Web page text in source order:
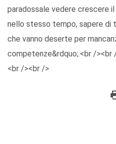
paradossale vedere crescere
nello stesso tempo, sapere di
che vanno deserte per
competenze&rdquo;.<br /
<br /><br />